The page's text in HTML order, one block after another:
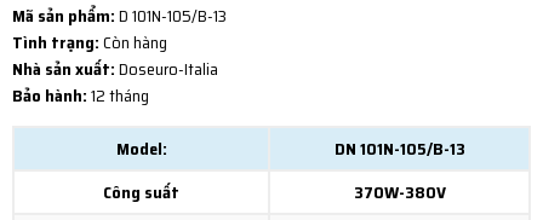
Mã sản phẩm:D 101N-105/B-13
Tình trạng:Còn hàng
Nhà sản xuất:Doseuro-Italia
Bảo hành:12 tháng
Model:
DN 101N-105/B-13
Công suất
370W-380V